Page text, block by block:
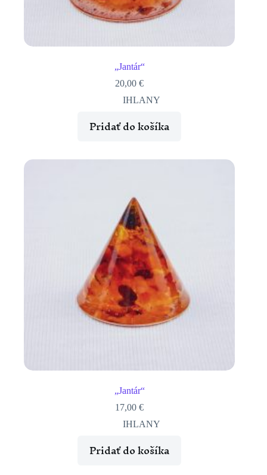
„Jantár“
20,00€
IHLANY
Pridať do košíka
„Jantár“
17,00€
IHLANY
Pridať do košíka